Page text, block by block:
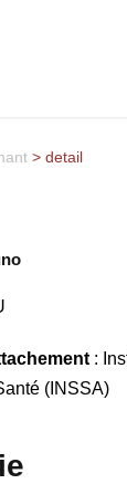
> detail
:
(INSSA)